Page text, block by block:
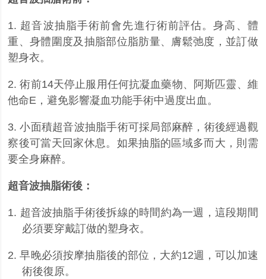
1. 超音波抽脂手術前會先進行術前評估。身高、體
重、身體圍度及抽脂部位脂肪量、膚鬆弛度，並訂做
塑身衣。
2. 術前14天停止服用任何抗凝血藥物、阿斯匹靈、維
他命E ，避免影響凝血功能手術中過度出血。
3. 小面積超音波抽脂手術可採局部麻醉，術後經過觀
察後可當天回家休息。如果抽脂的區域多而大，則需
要全身麻醉。
超音波抽脂術後：
1. 超音波抽脂手術後拆線的時間約為一週，這段期間
必須要穿戴訂做的塑身衣。
2.早晚必須按摩抽脂後的部位，大約12週，可以加速
術後復原。